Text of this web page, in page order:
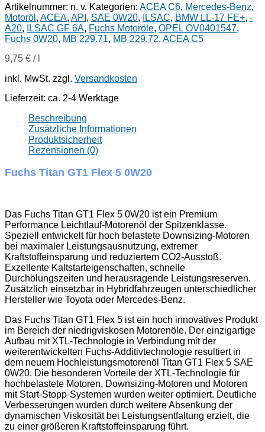
Menge
Artikelnummer: n. v. Kategorien: ACEA C6, Mercedes-Benz,
Motoröl , ACEA, API , SAE 0W20, ILSAC, BMW LL-17 FE+, -
A20, ILSAC GF 6A, Fuchs Motoröle, OPEL OV0401547,
Fuchs 0W20, MB 229.71, MB 229.72, ACEA C5
9,75 € /
inkl. MwSt. zzgl. Versandkosten
Lieferzeit: ca. 2-4 Werktage
Beschreibung
Zusätzliche Informationen
Produktsicherheit
Rezensionen (0)
Fuchs Titan GT1 Flex 5 0W20
Das Fuchs Titan GT1 Flex 5 0W20 ist ein Premium
Performance Leichtlauf-Motorenöl der Spitzenklasse.
Speziell entwickelt für hoch belastete Downsizing-Motoren
bei maximaler Leistungsausnutzung, extremer
Kraftstoffeinsparung und reduziertem CO2-Ausstoß.
Exzellente Kaltstarteigenschaften, schnelle
Durchölungszeiten und herausragende Leistungsreserven.
Zusätzlich einsetzbar in Hybridfahrzeugen unterschiedlicher
Hersteller wie Toyota oder Mercedes-Benz.
Das Fuchs Titan GT1 Flex 5 ist ein hoch innovatives Produkt
im Bereich der niedrigviskosen Motorenöle. Der einzigartige
Aufbau mit XTL-Technologie in Verbindung mit der
weiterentwickelten Fuchs-Additivtechnologie resultiert in
dem neuem Hochleistungsmotorenöl Titan GT1 Flex 5 SAE
0W20. Die besonderen Vorteile der XTL-Technologie für
hochbelastete Motoren, Downsizing-Motoren und Motoren
mit Start-Stopp-Systemen wurden weiter optimiert. Deutliche
Verbesserungen wurden durch weitere Absenkung der
dynamischen Viskosität bei Leistungsentfaltung erzielt, die
zu einer größeren Kraftstoffeinsparung führt.